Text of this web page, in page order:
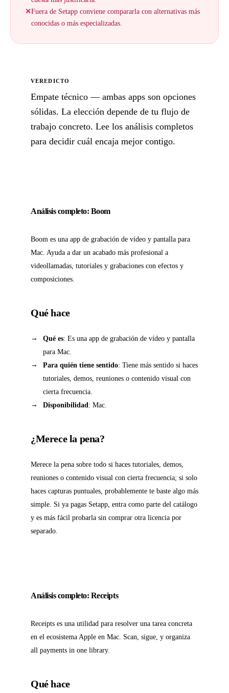
✕Fuera de Setapp conviene compararla con alternativas más
conocidas o más especializadas.
VEREDICTO
Empate técnico — ambas apps son opciones
sólidas. La elección depende de tu flujo de
trabajo concreto. Lee los análisis completos
para decidir cuál encaja mejor contigo.
Análisis completo: Boom
Boom es una app de grabación de vídeo y pantalla para
Mac. Ayuda a dar un acabado más profesional a
videollamadas, tutoriales y grabaciones con efectos y
composiciones.
Qué hace
Qué es: Es una app de grabación de vídeo y pantalla
para Mac.
Para quién tiene sentido: Tiene más sentido si haces
tutoriales, demos, reuniones o contenido visual con
cierta frecuencia.
Disponibilidad: Mac.
¿Merece la pena?
Merece la pena sobre todo si haces tutoriales, demos,
reuniones o contenido visual con cierta frecuencia; si solo
haces capturas puntuales, probablemente te baste algo más
simple. Si ya pagas Setapp, entra como parte del catálogo
y es más fácil probarla sin comprar otra licencia por
separado.
Análisis completo: Receipts
Receipts es una utilidad para resolver una tarea concreta
en el ecosistema Apple en Mac. Scan, sigue, y organiza
all payments in one library.
Qué hace